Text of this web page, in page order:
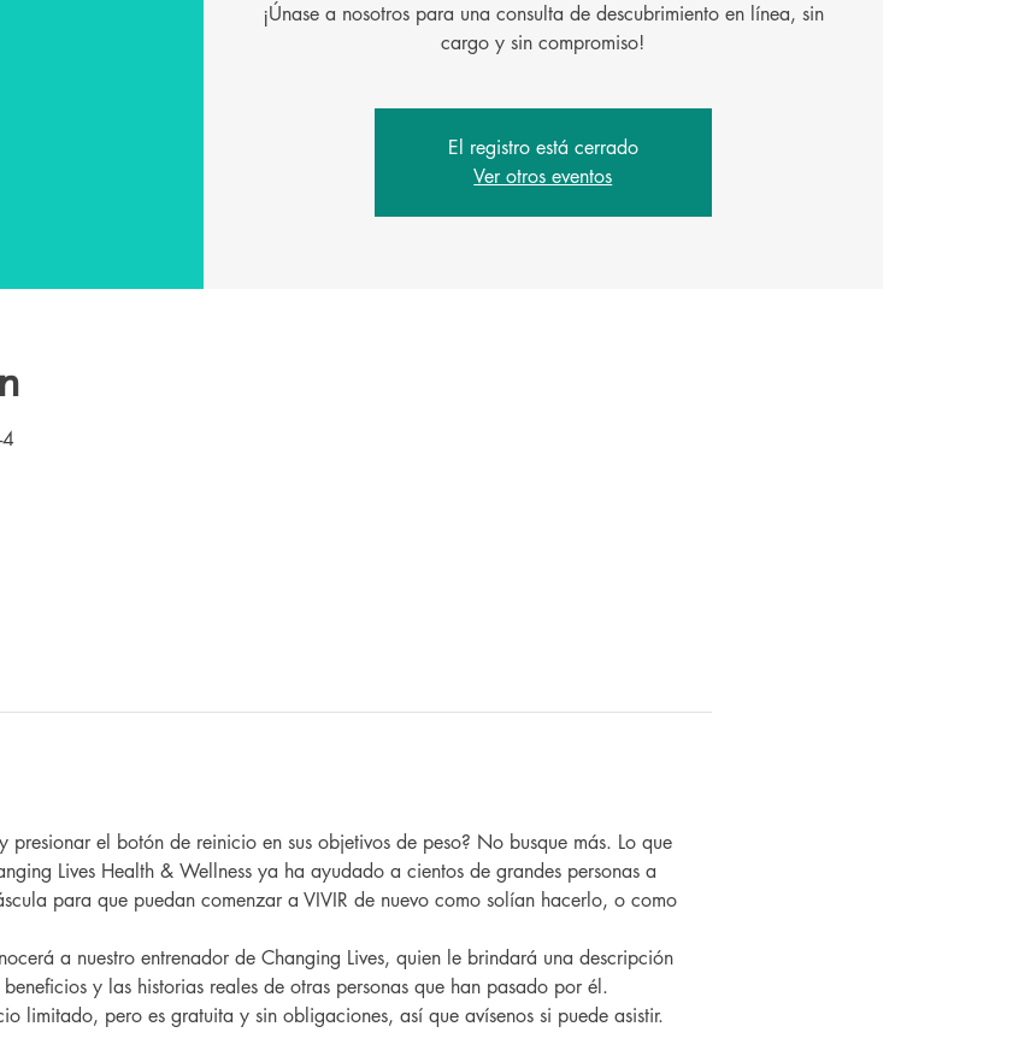
¡Únase a nosotros para una consulta de descubrimiento en línea, sin
El registro está cerrado
Ver otros eventos
presionar el botón de reinicio en sus objetivos de peso? No busque más. Lo que
Lives Health & Wellness ya ha ayudado a cientos de grandes personas a
para que puedan comenzar a VIVIR de nuevo como solían hacerlo, o como
y las historias reales de otras personas que han pasado por él.
limitado, pero es gratuita y sin obligaciones, así que avísenos si puede asistir.